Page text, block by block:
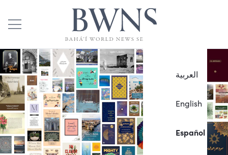
العربية
English
Español